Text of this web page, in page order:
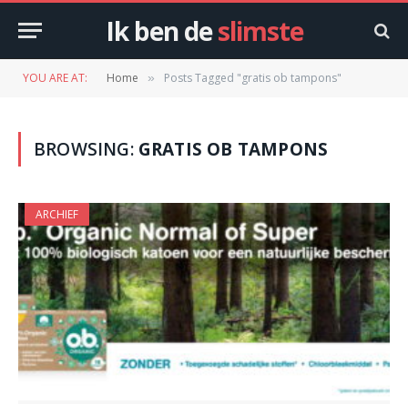
Ik ben deslimste
YOU ARE AT: Home » Posts Tagged "gratis ob tampons"
BROWSING: GRATIS OB TAMPONS
ARCHIEF